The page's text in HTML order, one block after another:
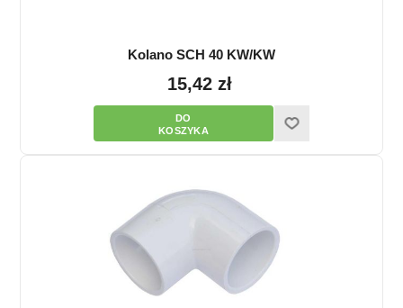
Kolano SCH 40 KW/KW
15,42 zł